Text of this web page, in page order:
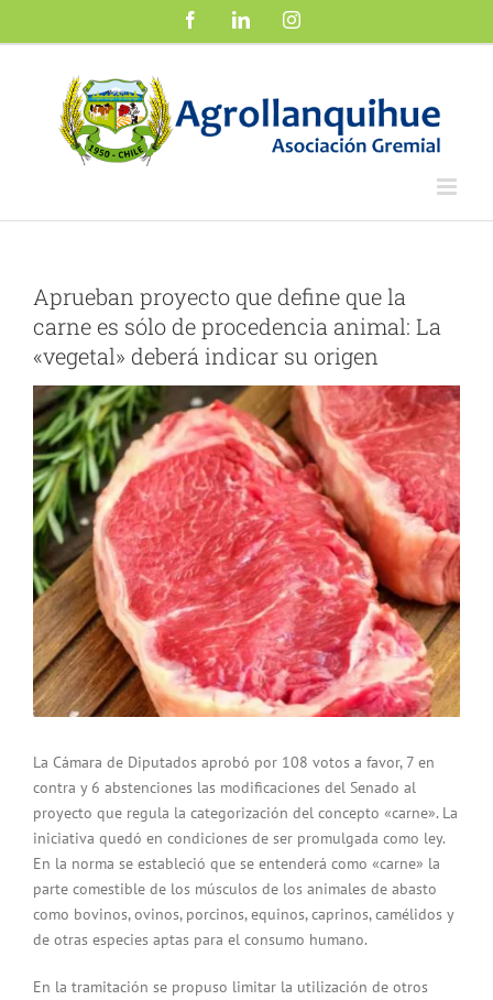
FacebookLinkedInInstagram
Aprueban proyecto que define que la
carne es sólo de procedencia animal: La
«vegetal» deberá indicar su origen
Ver
imagen
más
grande
La Cámara de Diputados aprobó por 108 votos a favor, 7 en
contra y 6 abstenciones las modificaciones del Senado al
proyecto que regula la categorización del concepto «carne». La
iniciativa quedó en condiciones de ser promulgada como ley.
En la norma se estableció que se entenderá como «carne» la
parte comestible de los músculos de los animales de abasto
como bovinos, ovinos, porcinos, equinos, caprinos, camélidos y
de otras especies aptas para el consumo humano.
En la tramitación se propuso limitar la utilización de otros